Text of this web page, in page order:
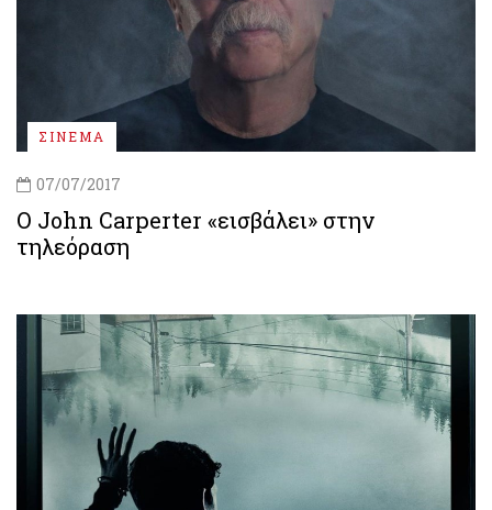
ΣΙΝΕΜΑ
07/07/2017
Ο John Carperter «εισβάλει» στην
τηλεόραση